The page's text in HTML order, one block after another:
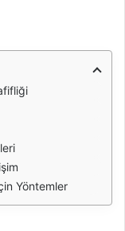
Yöntemler